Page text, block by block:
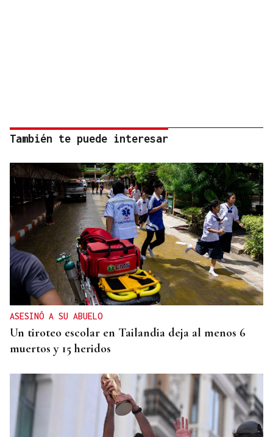
También te puede interesar
ASESINÓ A SU ABUELO
Un tiroteo escolar en Tailandia deja al menos 6
muertos y 15 heridos